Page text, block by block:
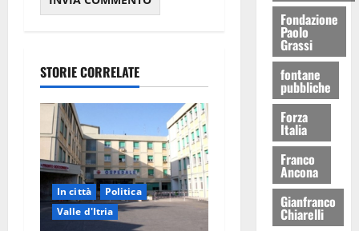
STORIE CORRELATE
In città
Politica
Valle d'Itria
Fondazione
Paolo
Grassi
fontane
pubbliche
Forza
Italia
Franco
Ancona
Gianfranco
Chiarelli